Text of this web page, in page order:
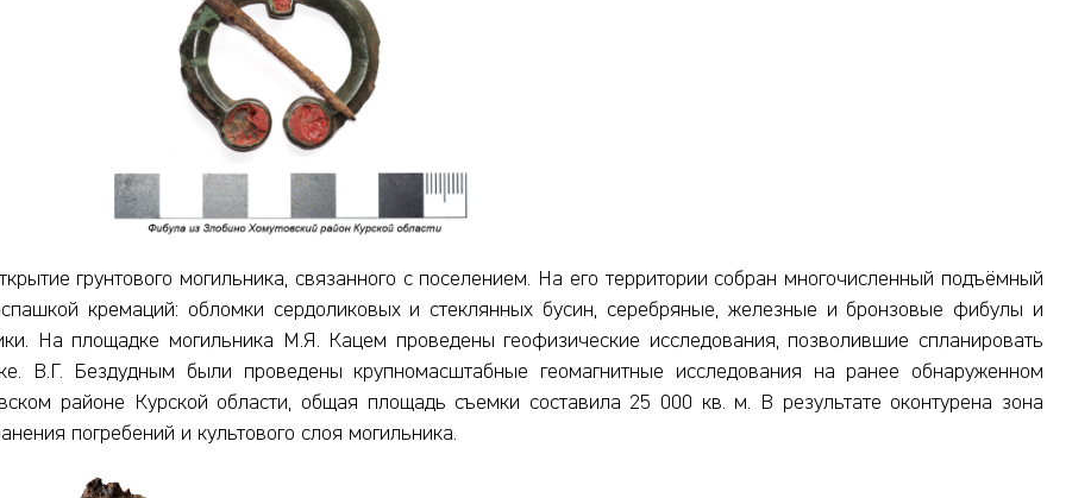
грунтового могильника, связанного с поселением. На его территории собран многочисленный подъёмный
кремаций: обломки сердоликовых и стеклянных бусин, серебряные, железные и бронзовые фибулы и
На площадке могильника М.Я. Кацем проведены геофизические исследования, позволившие спланировать
В.Г. Бездудным были проведены крупномасштабные геомагнитные исследования на ранее обнаруженном
районе Курской области, общая площадь съемки составила 25 000 кв. м. В результате оконтурена зона
погребений и культового слоя могильника.